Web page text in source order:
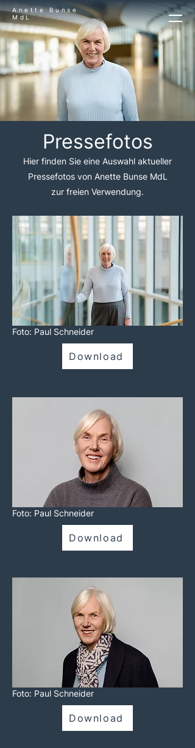
Anette Bunse
MdL
Pressefotos
Hier finden Sie eine Auswahl aktueller
Pressefotos von Anette Bunse MdL
zur freien Verwendung.
Foto: Paul Schneider
Download
Foto: Paul Schneider
Download
Foto: Paul Schneider
Download